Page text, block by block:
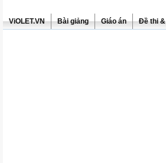
ViOLET.VN Bài giảng Giáo án Đề thi